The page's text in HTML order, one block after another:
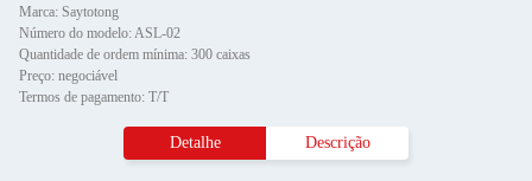
Marca: Saytotong
Número do modelo: ASL-02
Quantidade de ordem mínima: 300 caixas
Preço: negociável
Termos de pagamento: T/T
Detalhe Descrição